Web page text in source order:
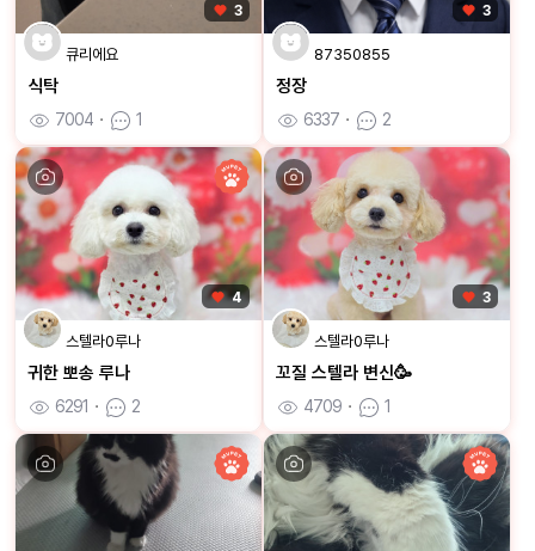
3
큐리에요
식탁
7004 ㆍ 1
3
87350855
정장
6337 ㆍ 2
4
스텔라0루나
귀한 뽀송 루나
6291 ㆍ 2
3
스텔라0루나
꼬질 스텔라 변신🥳
4709 ㆍ 1